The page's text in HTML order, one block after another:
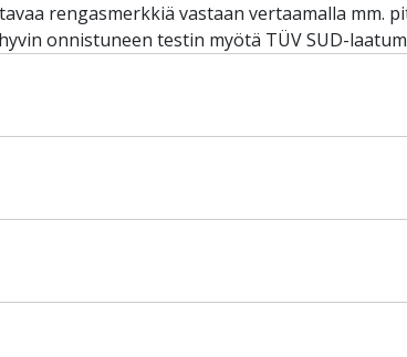
rengasmerkkiä vastaan vertaamalla mm.
onnistuneen testin myötä TÜV SUD-